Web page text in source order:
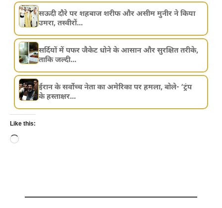
सऊदी दौरे पर शहबाज शरीफ और असीम मुनीर ने किया
उमरा, तस्वीरों...
सर्दियों में पफर जैकेट धोने के आसान और सुरक्षित तरीके,
ताकि जल्दी...
ईरान के सर्वोच्च नेता का अमेरिका पर हमला, बोले- ‘ट्रंप
के हस्ताक्षर...
Like this:
Loading…